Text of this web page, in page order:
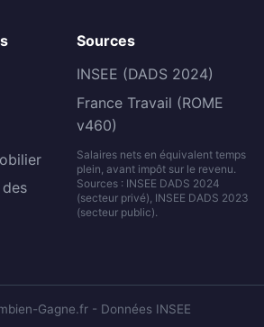
Sources
INSEE (DADS 2024)
France Travail (ROME
v460)
Salaires nets en équivalent temps
plein, avant impôt sur le revenu.
Sources : INSEE DADS 2024
(secteur privé), INSEE DADS 2023
(secteur public).
Gagne.fr - Données INSEE